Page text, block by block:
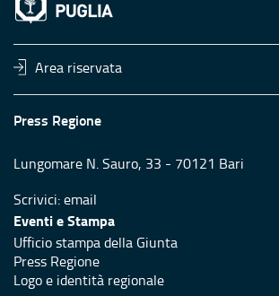
Area riservata
Press Regione
Lungomare N. Sauro, 33 - 70121 Bari
Scrivici:email
Eventi e Stampa
Ufficio stampa della Giunta
Press Regione
Logo e identità regionale